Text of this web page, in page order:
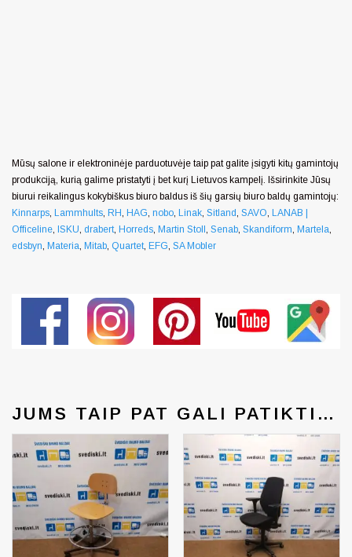
Mūsų salone ir elektroninėje parduotuvėje taip pat galite įsigyti kitų gamintojų
produkciją, kurią galime pristatyti į bet kurį Lietuvos kampelį. Išsirinkite Jūsų
biurui reikalingus kokybiškus biuro baldus iš šių garsių biuro baldų gamintojų:
Kinnarps, Lammhults, RH, HAG, nobo, Linak, Sitland, SAVO, LANAB |
Officeline, ISKU, drabert, Horreds, Martin Stoll , Senab, Skandiform, Martela,
edsbyn, Materia, Mitab, Quartet, EFG, SA Mobler
JUMS TAIP PAT GALI PATIKTI…